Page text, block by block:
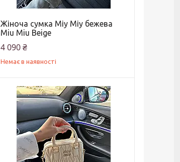
Жіноча сумка Міу Міу бежева
Miu Miu Beige
4 090 ₴
Немає в наявності